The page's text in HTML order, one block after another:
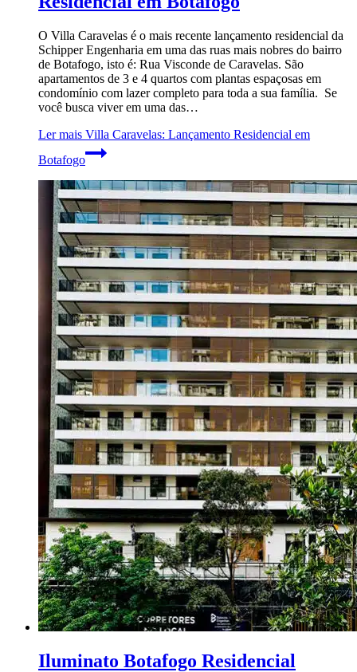
O Villa Caravelas é o mais recente lançamento residencial da
Schipper Engenharia em uma das ruas mais nobres do bairro
de Botafogo, isto é: Rua Visconde de Caravelas. São
apartamentos de 3 e 4 quartos com plantas espaçosas em
condomínio com lazer completo para toda a sua família. Se
você busca viver em uma das…
Ler mais Villa Caravelas: Lançamento Residencial em
Botafogo
Iluminato Botafogo Residencial